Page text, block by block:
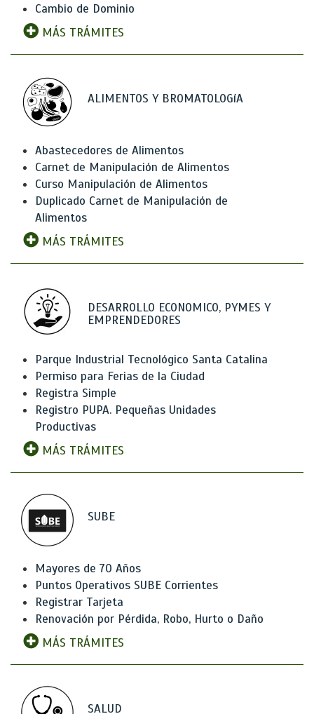
Cambio de Dominio
MÁS TRÁMITES
ALIMENTOS Y BROMATOLOGíA
Abastecedores de Alimentos
Carnet de Manipulación de Alimentos
Curso Manipulación de Alimentos
Duplicado Carnet de Manipulación de
Alimentos
MÁS TRÁMITES
DESARROLLO ECONOMICO, PYMES Y
EMPRENDEDORES
Parque Industrial Tecnológico Santa Catalina
Permiso para Ferias de la Ciudad
Registra Simple
Registro PUPA. Pequeñas Unidades
Productivas
MÁS TRÁMITES
SUBE
Mayores de 70 Años
Puntos Operativos SUBE Corrientes
Registrar Tarjeta
Renovación por Pérdida, Robo, Hurto o Daño
MÁS TRÁMITES
SALUD